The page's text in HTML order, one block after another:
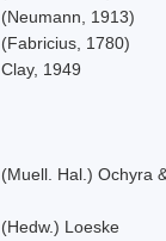
(Neumann, 1913)
(Fabricius, 1780)
Clay, 1949
(Muell. Hal.) Ochyra
(Hedw.) Loeske